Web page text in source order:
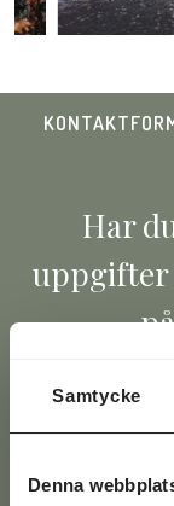
Samtycke
Denna
Har
uppgifter
Svaren på de
post